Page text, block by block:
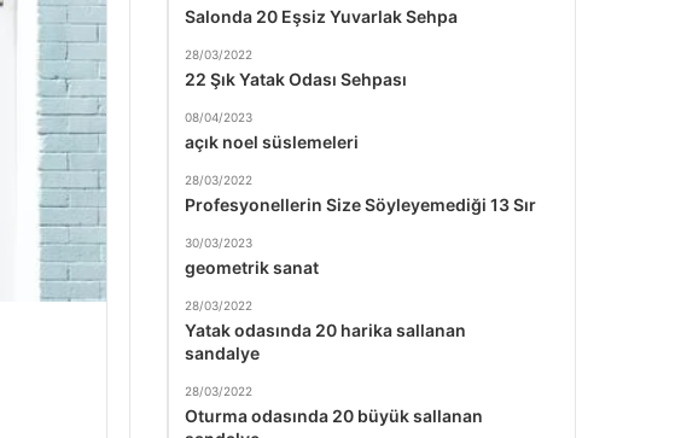
Salonda 20 Eşsiz Yuvarlak Sehpa
28/03/2022
22 Şık Yatak Odası Sehpası
08/04/2023
açık noel süslemeleri
28/03/2022
Profesyonellerin Size Söyleyemediği 13 Sır
30/03/2023
geometrik sanat
28/03/2022
Yatak odasında 20 harika sallanan
sandalye
28/03/2022
Oturma odasında 20 büyük sallanan